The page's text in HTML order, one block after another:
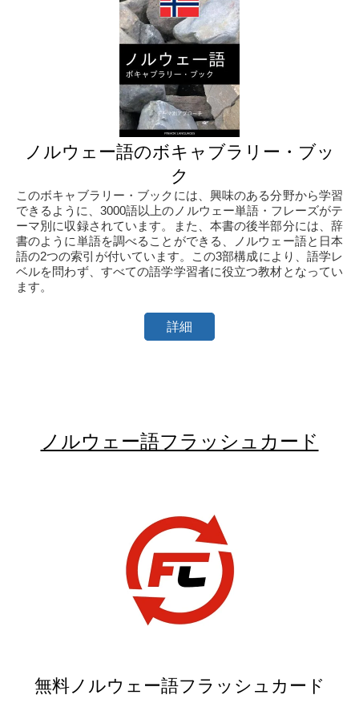
ノルウェー語のボキャブラリー・ブッ
ク
このボキャブラリー・ブックには、興味のある分野から学習
できるように、3000語以上のノルウェー単語・フレーズがテ
ーマ別に収録されています。また、本書の後半部分には、辞
書のように単語を調べることができる、ノルウェー語と日本
語の2つの索引が付いています。この3部構成により、語学レ
ベルを問わず、すべての語学学習者に役立つ教材となってい
ます。
詳細
ノルウェー語フラッシュカード
無料ノルウェー語フラッシュカード